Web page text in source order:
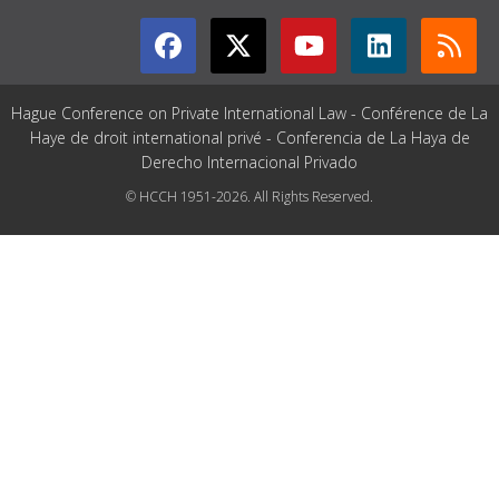
Hague Conference on Private International Law - Conférence de La
Haye de droit international privé - Conferencia de La Haya de
Derecho Internacional Privado
© HCCH 1951-2026. All Rights Reserved.